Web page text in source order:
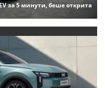
за 5 минути, беше открита